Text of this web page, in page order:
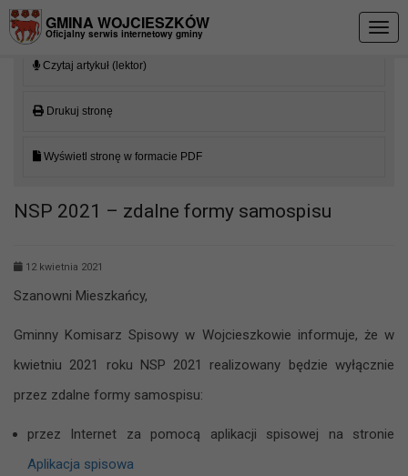
GMINA WOJCIESZKÓW
Oficjalny serwis internetowy gminy
Czytaj artykuł (lektor)
Drukuj stronę
Wyświetl stronę w formacie PDF
NSP 2021 – zdalne formy samospisu
12 kwietnia 2021
Szanowni Mieszkańcy,
Gminny Komisarz Spisowy w Wojcieszkowie informuje, że w
kwietniu 2021 roku NSP 2021 realizowany będzie wyłącznie
przez zdalne formy samospisu:
przez Internet za pomocą aplikacji spisowej na stronie
Aplikacja spisowa